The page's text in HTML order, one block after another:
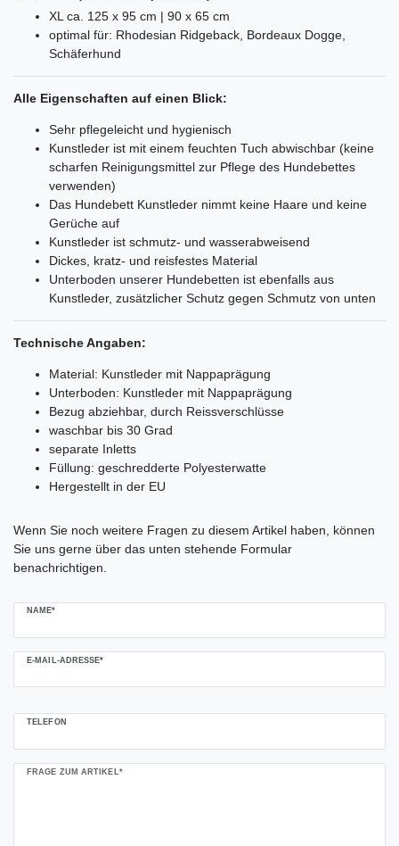
XL ca. 125 x 95 cm | 90 x 65 cm
optimal für: Rhodesian Ridgeback, Bordeaux Dogge,
Schäferhund
Alle Eigenschaften auf einen Blick:
Sehr pflegeleicht und hygienisch
Kunstleder ist mit einem feuchten Tuch abwischbar (keine
scharfen Reinigungsmittel zur Pflege des Hundebettes
verwenden)
Das Hundebett Kunstleder nimmt keine Haare und keine
Gerüche auf
Kunstleder ist schmutz- und wasserabweisend
Dickes, kratz- und reisfestes Material
Unterboden unserer Hundebetten ist ebenfalls aus
Kunstleder, zusätzlicher Schutz gegen Schmutz von unten
Technische Angaben:
Material: Kunstleder mit Nappaprägung
Unterboden: Kunstleder mit Nappaprägung
Bezug abziehbar, durch Reissverschlüsse
waschbar bis 30 Grad
separate Inletts
Füllung: geschredderte Polyesterwatte
Hergestellt in der EU
Wenn Sie noch weitere Fragen zu diesem Artikel haben, können
Sie uns gerne über das unten stehende Formular
benachrichtigen.
NAME*
E-MAIL-ADRESSE*
TELEFON
FRAGE ZUM ARTIKEL*